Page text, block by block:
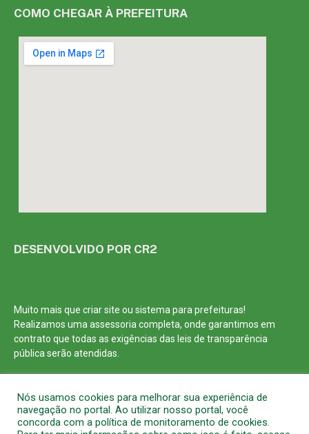
COMO CHEGAR À PREFEITURA
DESENVOLVIDO POR CR2
Muito mais que criar site ou sistema para prefeituras!
Realizamos uma assessoria completa, onde garantimos em
contrato que todas as exigências das leis de transparência
pública serão atendidas.
Nós usamos cookies para melhorar sua experiência de
navegação no portal. Ao utilizar nosso portal, você
concorda com a política de monitoramento de cookies.